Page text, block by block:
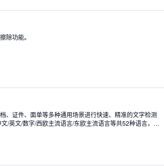
除功能。
、证件、面单等多种通用场景进行快速、精准的文字检测
/英文/数字/西欧主流语言/东欧主流语言等共52种语言，同